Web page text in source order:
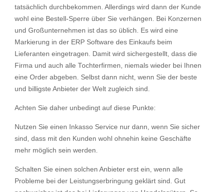
tatsächlich durchbekommen. Allerdings wird dann der Kunde
wohl eine Bestell-Sperre über Sie verhängen. Bei Konzernen
und Großunternehmen ist das so üblich. Es wird eine
Markierung in der ERP Software des Einkaufs beim
Lieferanten eingetragen. Damit wird sichergestellt, dass die
Firma und auch alle Tochterfirmen, niemals wieder bei Ihnen
eine Order abgeben. Selbst dann nicht, wenn Sie der beste
und billigste Anbieter der Welt zugleich sind.
Achten Sie daher unbedingt auf diese Punkte:
Nutzen Sie einen Inkasso Service nur dann, wenn Sie sicher
sind, dass mit den Kunden wohl ohnehin keine Geschäfte
mehr möglich sein werden.
Schalten Sie einen solchen Anbieter erst ein, wenn alle
Probleme bei der Leistungserbringung geklärt sind. Gut